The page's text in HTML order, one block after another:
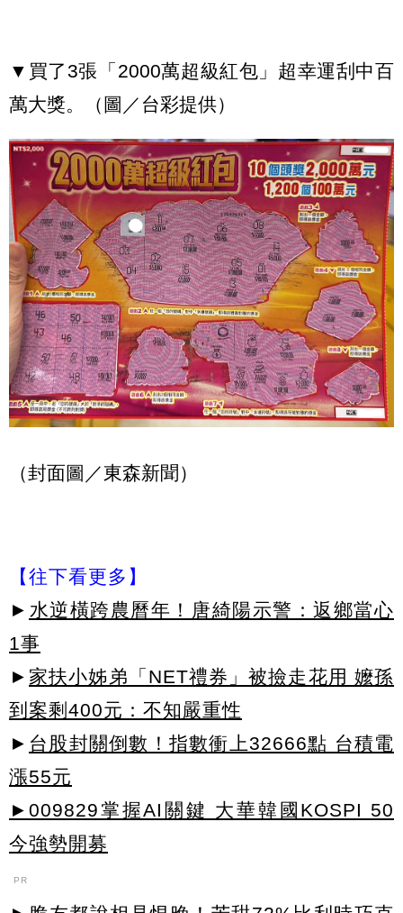
▼買了3張「2000萬超級紅包」超幸運刮中百
萬大獎。（圖／台彩提供）
（封面圖／東森新聞）
【往下看更多】
► 水逆橫跨農曆年！唐綺陽示警：返鄉當心
1事
► 家扶小姊弟「NET禮券」被撿走花用 嬤孫
到案剩400元：不知嚴重性
► 台股封關倒數！指數衝上32666點 台積電
漲55元
►009829掌握AI關鍵 大華韓國KOSPI 50
今強勢開募
PR